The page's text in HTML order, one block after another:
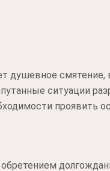
душевное смятение,
ситуации
проявить